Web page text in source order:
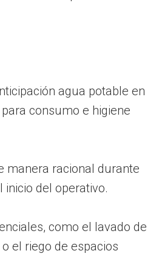
agua potable en
consumo e higiene
manera racional durante
inicio del operativo.
como el lavado de
el riego de espacios